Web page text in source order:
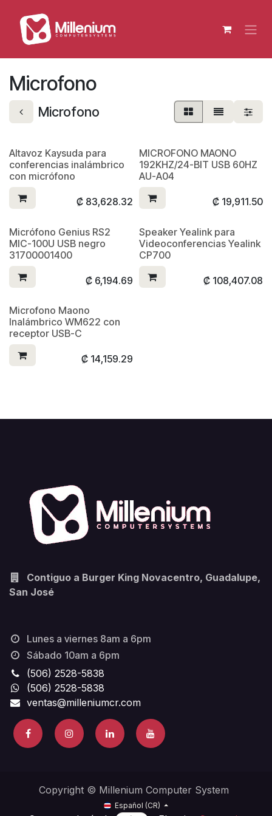
Microfono
Microfono
Altavoz Kaysuda para
conferencias inalámbrico
con micrófono
₡ 83,628.32
MICROFONO MAONO
192KHZ/24-BIT USB 60HZ
AU-A04
₡ 19,911.50
Micrófono Genius RS2
MIC-100U USB negro
31700001400
₡ 6,194.69
Speaker Yealink para
Videoconferencias Yealink
CP700
₡ 108,407.08
Microfono Maono
Inalámbrico WM622 con
receptor USB-C
₡ 14,159.29
Contiguo a Burger King Novacentro, Guadalupe,
San José
Lunes a viernes 8am a 6pm
Sábado 10am a 6pm
(506) 2528-5838
(506) 2528-5838
ventas@milleniumcr.com
Copyright © Millenium Computer System
Español (CR)